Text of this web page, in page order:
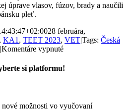
úprave vlasov, fúzov, brady a naučili
pleť.
28 februára,
, KA1 , TEET 2023, VET|Tags: Česká
|Komentáre vypnuténa
barbier
si platformu!